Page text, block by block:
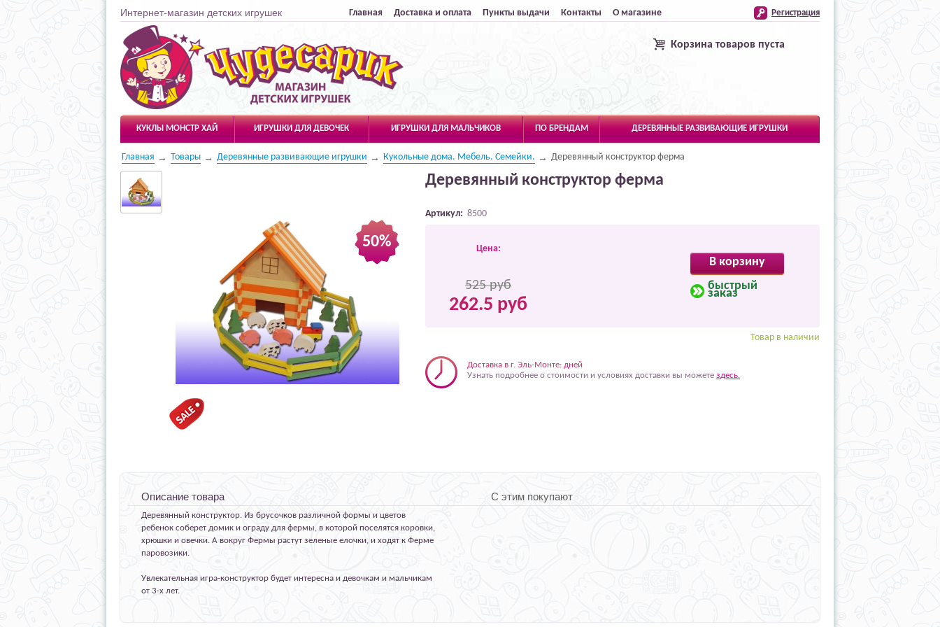
Интернет-магазин детских игрушек Главная Доставка и оплата Пункты выдачи Контакты О магазине Регистрация
Чудесарик
Корзина товаров пуста
КУКЛЫ МОНСТР ХАЙ ИГРУШКИ ДЛЯ ДЕВОЧЕК ИГРУШКИ ДЛЯ МАЛЬЧИКОВ ПО БРЕНДАМ ДЕРЕВЯННЫЕ РАЗВИВАЮЩИЕ ИГРУШКИ
Главная Товары Деревянные развивающие игрушки Кукольные дома. Мебель. Семейки. Деревянный конструктор ферма
50%
Деревянный конструктор ферма
Артикул: 8500
В корзину
быстрый
заказ
Цена:
525 руб
262.5 руб
Товар в наличии
Доставка в г. Эль-Монте: дней
Узнать подробнее о стоимости и условиях доставки вы можете здесь.
Описание товара С этим покупают
Деревянный конструктор. Из брусочков различной формы и цветов
ребенок соберет домик и ограду для фермы, в которой поселятся коровки,
хрюшки и овечки. А вокруг Фермы растут зеленые елочки, и ходят к Ферме
паровозики.
Увлекательная игра-конструктор будет интересна и девочкам и мальчикам
от 3-х лет.